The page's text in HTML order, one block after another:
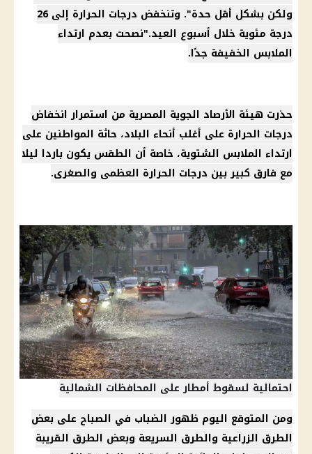
ولكن بشكل أقل حدة". وتنخفض درجات الحرارة إلى 26
درجة مئوية خلال أسبوع العيد."نصحت بعدم ارتداء
الملابس الخفيفة جدًا.
حذرت هيئة الأرصاد الجوية المصرية من استمرار انخفاض
درجات الحرارة على أغلب أنحاء البلاد، حاثة المواطنين على
ارتداء الملابس الشتوية، خاصة أن الطقس يكون باردا ليلا
مع فارق كبير بين درجات الحرارة العظمى والصغرى.
احتمالية لسقوط أمطار على المحافظات الشمالية
ومن المتوقع اليوم ظهور الضباب في الصباح على بعض
الطرق الزراعية والطرق السريعة وبعض الطرق القريبة